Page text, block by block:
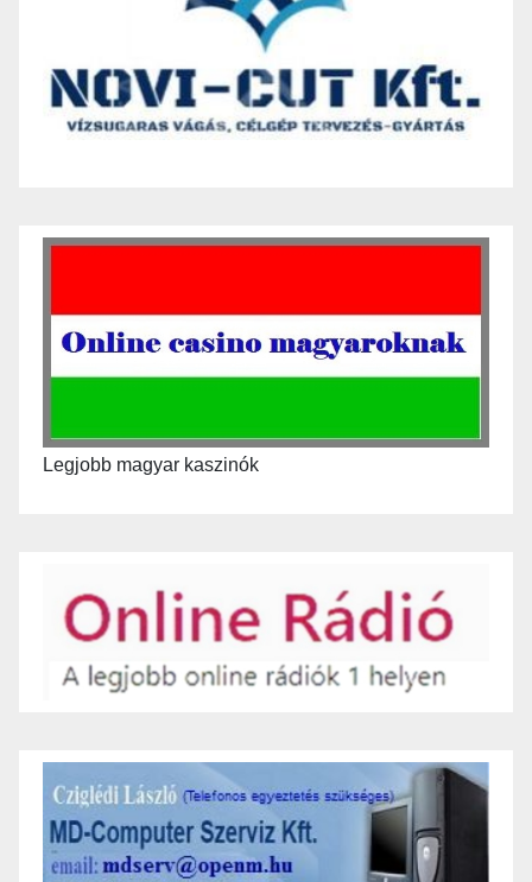
Legjobb magyar kaszinók